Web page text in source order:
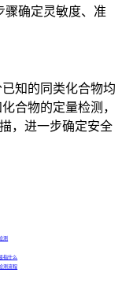
骤确定灵敏度、准
知的同类化合物均
合物的定量检测，
，进一步确定安全
测
指什么
测流程